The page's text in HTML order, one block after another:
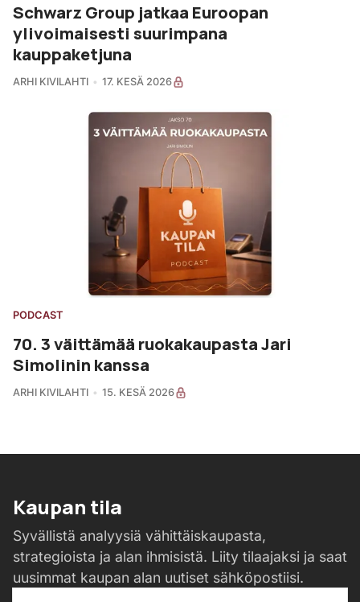
Schwarz Group jatkaa Euroopan
ylivoimaisesti suurimpana
kauppaketjuna
ARHI KIVILAHTI 17. KESÄ 2026
PODCAST
70. 3 väittämää ruokakaupasta Jari
Simolinin kanssa
ARHI KIVILAHTI 15. KESÄ 2026
Kaupan tila
Syvällistä analyysiä vähittäiskaupasta,
strategioista ja alan ihmisistä. Liity tilaajaksi ja saat
uusimmat kaupan alan uutiset sähköpostiisi.